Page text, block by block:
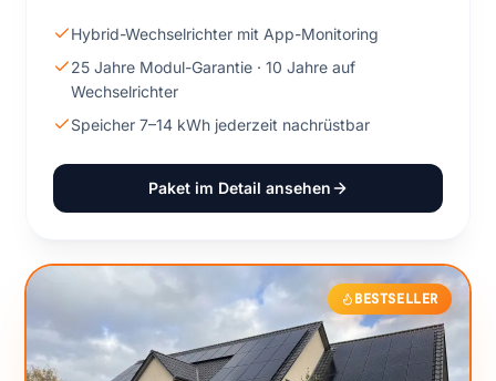
Hybrid-Wechselrichter mit App-Monitoring
25 Jahre Modul-Garantie · 10 Jahre auf
Wechselrichter
Speicher 7–14 kWh jederzeit nachrüstbar
Paket im Detail ansehen
BESTSELLER